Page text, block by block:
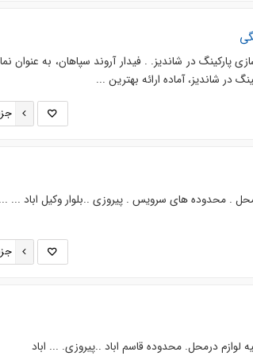
پارکینگ در شاندیز. . فیدار آروند سپاهان، به عنوان
در شاندیز، آماده ارائه بهترین ...
لوازم . در محل . محدوده های سرویس . پیروزی ..بلوار وکیل اباد